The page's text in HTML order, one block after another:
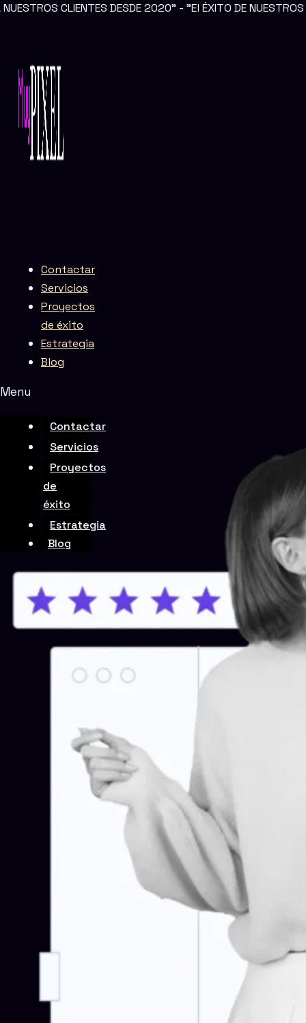
Ir
DESDE 2020" - "El ÉXITO DE NUESTROS CLIENTES
Contactar
Servicios
Proyectos
de éxito
Estrategia
Blog
Menu
Contactar
Servicios
Proyectos
de
éxito
Estrategia
Blog
AGENCIA ECOMMERCE